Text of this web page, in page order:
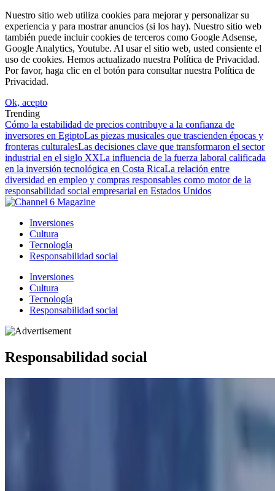
Nuestro sitio web utiliza cookies para mejorar y personalizar su
experiencia y para mostrar anuncios (si los hay). Nuestro sitio web
también puede incluir cookies de terceros como Google Adsense,
Google Analytics, Youtube. Al usar el sitio web, usted consiente el
uso de cookies. Hemos actualizado nuestra Política de Privacidad.
Por favor, haga clic en el botón para consultar nuestra Política de
Privacidad.
Ok, acepto
Trending
Cómo la estabilidad de precios contribuye a la confianza de
inversores en EgiptoLas piezas musicales que trascienden épocas y
fronteras culturalesLas decisiones clave que transformaron el sector
industrial en el siglo XXLa influencia de la fuerza laboral calificada
en la inversión tecnológica en Costa RicaLa relación entre
diversidad en empleo y compras responsables como motor de la
responsabilidad social empresarial en Estados Unidos
Inversiones
Cultura
Tecnología
Responsabilidad social
Inversiones
Cultura
Tecnología
Responsabilidad social
Responsabilidad social